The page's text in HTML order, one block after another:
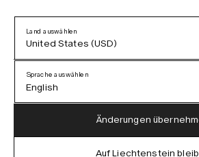
Datenschutzerklärung
AGB
Barrierefreiheit
Cookie-Richtlinie
Land auswählen
United States (USD)
Austria (EUR)
Sprache auswählen
English
German
Änderungen
Auf Liechtenstein